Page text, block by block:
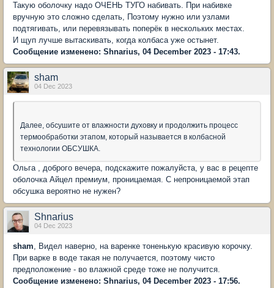
Такую оболочку надо ОЧЕНЬ ТУГО набивать. При набивке
вручную это сложно сделать, Поэтому нужно или узлами
подтягивать, или перевязывать поперёк в нескольких местах.
И щуп лучше вытаскивать, когда колбаса уже остынет.
Сообщение изменено: Shnarius, 04 December 2023 - 17:43.
sham
04 Dec 2023
Далее, обсушите от влажности духовку и продолжить процесс
термообработки этапом, который называется в колбасной
технологии ОБСУШКА.
Ольга , доброго вечера, подскажите пожалуйста, у вас в рецепте
оболочка Айцел премиум, проницаемая. С непроницаемой этап
обсушка вероятно не нужен?
Shnarius
04 Dec 2023
sham, Видел наверно, на варенке тоненькую красивую корочку.
При варке в воде такая не получается, поэтому чисто
предположение - во влажной среде тоже не получится.
Сообщение изменено: Shnarius, 04 December 2023 - 17:56.